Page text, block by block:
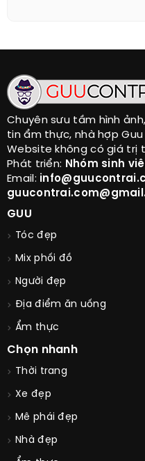
Chuyên sưu tầm hình
tin ẩm thực, nhà hợp Guu
Website không có giá trị
Phát triển: Nhóm sinh
Email:
GUU
Tóc đẹp
Mix phối đồ
Người đẹp
Địa điểm ăn uống
Ẩm thực
Chọn nhanh
Thời trang
Xe đẹp
Mê phái đẹp
Nhà đẹp